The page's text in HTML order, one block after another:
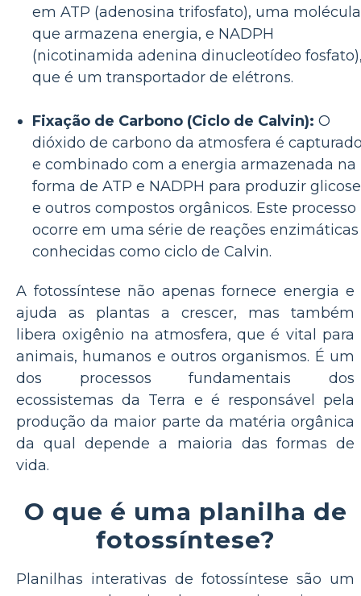
em ATP (adenosina trifosfato), uma molécula
que armazena energia, e NADPH
(nicotinamida adenina dinucleotídeo
que é um transportador de elétrons.
Fixação de Carbono (Ciclo de Calvin): O
dióxido de carbono da atmosfera é
e combinado com a energia armazenada na
forma de ATP e NADPH para produzir glicose
e outros compostos orgânicos. Este processo
ocorre em uma série de reações enzimáticas
conhecidas como ciclo de Calvin.
A fotossíntese não apenas fornece energia e
ajuda as plantas a crescer, mas também
libera oxigênio na atmosfera, que é vital para
animais, humanos e outros organismos. É um
dos processos fundamentais dos
ecossistemas da Terra e é responsável pela
produção da maior parte da matéria orgânica
da qual depende a maioria das formas de
vida.
O que é uma planilha de
fotossíntese?
Planilhas interativas de fotossíntese são um